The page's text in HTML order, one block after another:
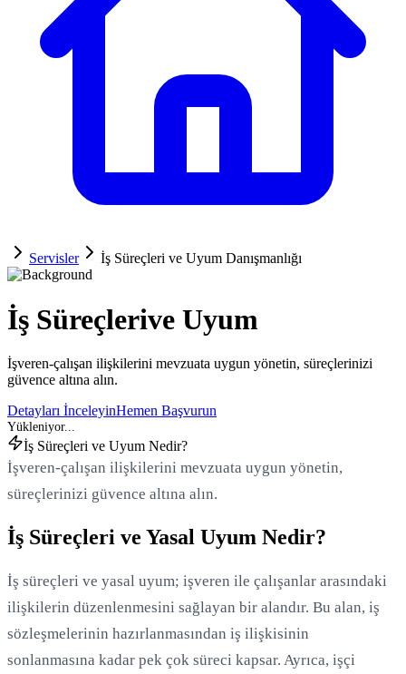
Servisler İş Süreçleri ve Uyum Danışmanlığı
İş Süreçlerive Uyum
İşveren-çalışan ilişkilerini mevzuata uygun yönetin, süreçlerinizi
güvence altına alın.
Detayları İnceleyinHemen Başvurun
İş Süreçleri ve Uyum Nedir?
İşveren-çalışan ilişkilerini mevzuata uygun yönetin,
süreçlerinizi güvence altına alın.
İş Süreçleri ve Yasal Uyum Nedir?
İş süreçleri ve yasal uyum; işveren ile çalışanlar arasındaki
ilişkilerin düzenlenmesini sağlayan bir alandır. Bu alan, iş
sözleşmelerinin hazırlanmasından iş ilişkisinin
sonlanmasına kadar pek çok süreci kapsar. Ayrıca, işçi